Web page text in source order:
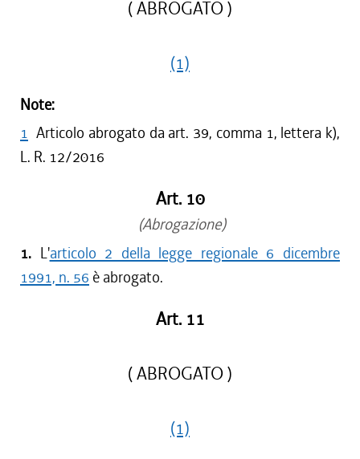
( ABROGATO )
(1)
Note:
1 Articolo abrogato da art. 39, comma 1, lettera k),
L. R. 12/2016
Art. 10
(Abrogazione)
1. L'articolo 2 della legge regionale 6 dicembre
1991, n. 56 è abrogato.
Art. 11
( ABROGATO )
(1)